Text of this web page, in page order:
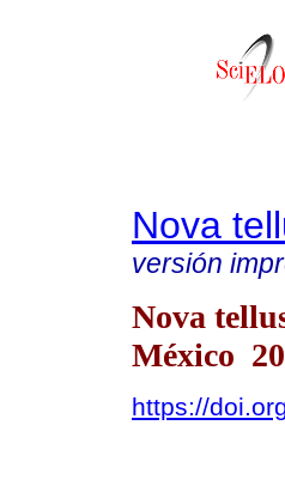
Nova
versión
Nova
México
https://